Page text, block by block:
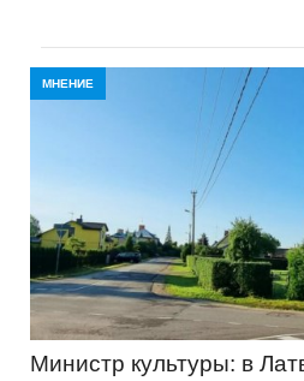
МНЕНИЕ
Министр культуры: в